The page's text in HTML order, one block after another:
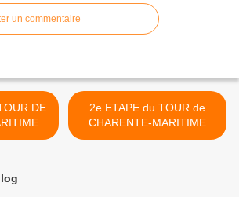
un commentaire
2e ETAPE du TOUR de
CHARENTE-MARITIME
FEMININ >